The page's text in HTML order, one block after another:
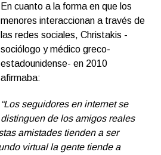
En cuanto a la forma en que los
menores interaccionan a través de
las redes sociales, Christakis -
sociólogo y médico greco-
estadounidense- en 2010
afirmaba:
“Los seguidores en internet se
distinguen de los amigos reales
amistades tienden a ser
virtual la gente tiende a